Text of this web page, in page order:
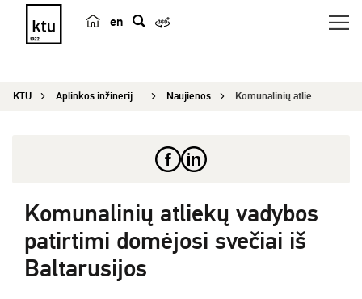
en
e
KTU Aplinkos inžinerijos institutas Naujienos Komunalinių atliekų vadybos patirtimi domėjosi s...
Komunalinių atliekų vadybos
patirtimi domėjosi svečiai iš
Baltarusijos